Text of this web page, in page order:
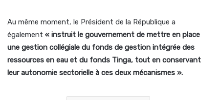
Au même moment, le Président de la République a
également « instruit le gouvernement de mettre en place
une gestion collégiale du fonds de gestion intégrée des
ressources en eau et du fonds Tinga, tout en conservant
leur autonomie sectorielle à ces deux mécanismes ».